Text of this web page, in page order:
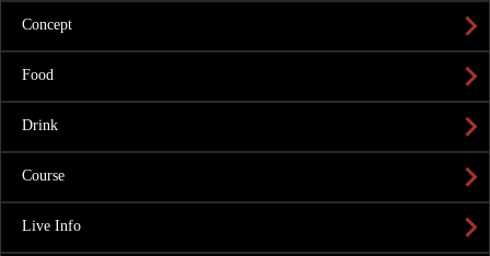
Concept
Food
Drink
Course
Live Info